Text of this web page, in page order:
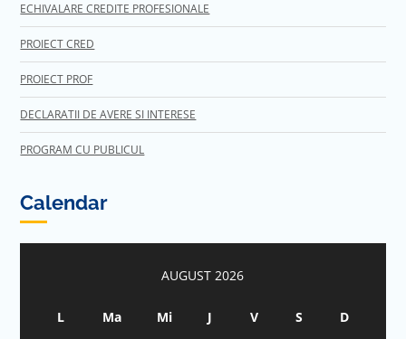
ECHIVALARE CREDITE PROFESIONALE
PROIECT CRED
PROIECT PROF
DECLARATII DE AVERE SI INTERESE
PROGRAM CU PUBLICUL
Calendar
AUGUST 2026
L Ma Mi J V S
D